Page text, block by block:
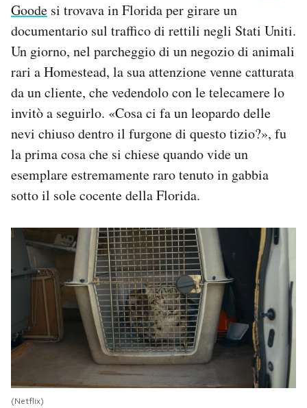
SHOP
CALENDARIO
AREA PERSONALE
Area Personale
Newsletter
Notifiche mobile
Regala il Post
Esci
Goode si trovava in Florida per girare un
documentario sul traffico di rettili negli Stati Uniti.
Un giorno, nel parcheggio di un negozio di animali
rari a Homestead, la sua attenzione venne catturata
da un cliente, che vedendolo con le telecamere lo
invitò a seguirlo. «Cosa ci fa un leopardo delle
nevi chiuso dentro il furgone di questo tizio?», fu
la prima cosa che si chiese quando vide un
esemplare estremamente raro tenuto in gabbia
sotto il sole cocente della Florida.
(Netflix)